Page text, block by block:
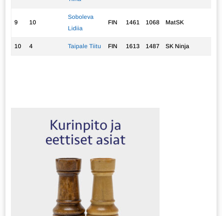
9 10
Soboleva
Lidiia
FIN 1461 1068 MatSK
10 4 Taipale Tiitu FIN 1613 1487 SK Ninja